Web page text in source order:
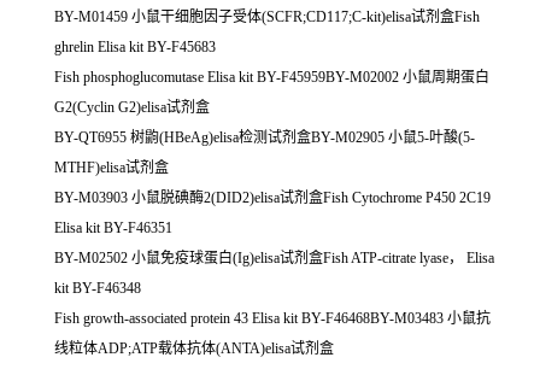
BY-M01459 小鼠干细胞因子受体(SCFR;CD117;C-kit)elisa试剂盒Fish
ghrelin Elisa kit BY-F45683
Fish phosphoglucomutase Elisa kit BY-F45959BY-M02002 小鼠周期蛋白
G2(Cyclin G2)elisa试剂盒
BY-QT6955 树鼩(HBeAg)elisa检测试剂盒BY-M02905 小鼠5-叶酸(5-
MTHF)elisa试剂盒
BY-M03903 小鼠脱碘酶2(DID2)elisa试剂盒Fish Cytochrome P450 2C19
Elisa kit BY-F46351
BY-M02502 小鼠免疫球蛋白(Ig)elisa试剂盒Fish ATP-citrate lyase， Elisa
kit BY-F46348
Fish growth-associated protein 43 Elisa kit BY-F46468BY-M03483 小鼠抗
线粒体ADP;ATP载体抗体(ANTA)elisa试剂盒